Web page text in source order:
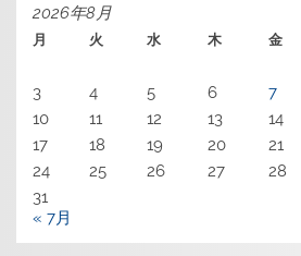
2026年8月
月 火 水 木 金
3
4 5 6 7
10
11 12 13 14
17
18 19 20 21
24
25 26 27 28
31
« 7月